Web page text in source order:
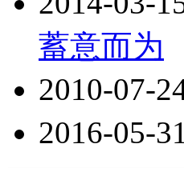
蓄意而为
2010-07-
2016-05-